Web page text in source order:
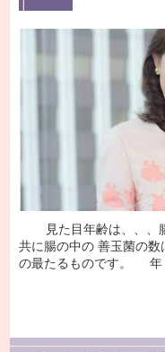
見た目年齢は、、、
共に腸の中の 善玉菌の
の最たるものです。